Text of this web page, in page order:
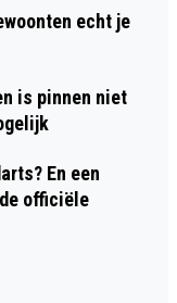
echt je
is pinnen niet
En een
officiële